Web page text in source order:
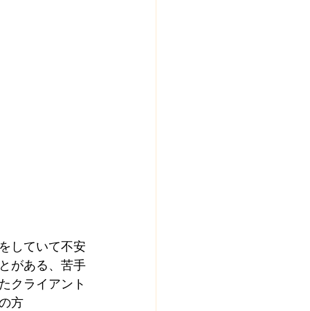
していて不安
がある、苦手
クライアント
方